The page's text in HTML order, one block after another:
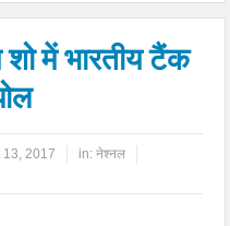
में भारतीय टैंक
13, 2017 in:नेश्नल